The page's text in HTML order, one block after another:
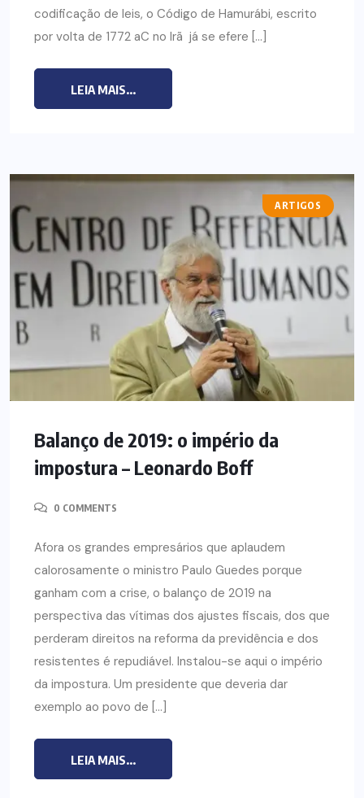
codificação de leis, o Código de Hamurábi, escrito
por volta de 1772 aC no Irã já se efere […]
LEIA MAIS...
ARTIGOS
Balanço de 2019: o império da
impostura – Leonardo Boff
0 COMMENTS
Afora os grandes empresários que aplaudem
calorosamente o ministro Paulo Guedes porque
ganham com a crise, o balanço de 2019 na
perspectiva das vítimas dos ajustes fiscais, dos que
perderam direitos na reforma da previdência e dos
resistentes é repudiável. Instalou-se aqui o império
da impostura. Um presidente que deveria dar
exemplo ao povo de […]
LEIA MAIS...